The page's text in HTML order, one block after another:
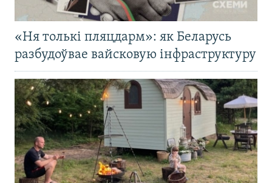
«Ня толькі пляцдарм»: як Беларусь
разбудоўвае вайсковую інфраструктуру